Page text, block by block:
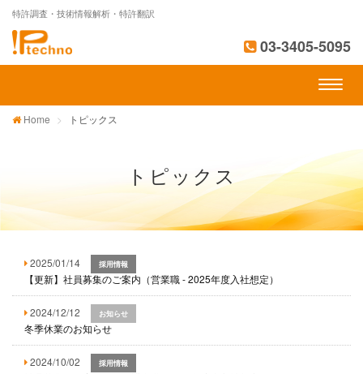
特許調査・技術情報解析・特許翻訳
03-3405-5095
Home トピックス
トピックス
2025/01/14 採用情報
【更新】社員募集のご案内（営業職 - 2025年度入社想定）
2024/12/12 お知らせ
冬季休業のお知らせ
2024/10/02 採用情報